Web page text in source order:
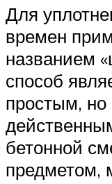
Для
времен
названием
способ
простым,
бетонной
предметом,